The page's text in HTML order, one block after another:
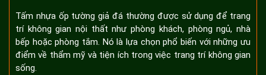
Tấm nhựa ốp tường giả đá thường được sử dụng để trang
trí không gian nội thất như phòng khách, phòng ngủ, nhà
bếp hoặc phòng tắm. Nó là lựa chọn phổ biến với những ưu
điểm về thẩm mỹ và tiện ích trong việc trang trí không gian
sống.